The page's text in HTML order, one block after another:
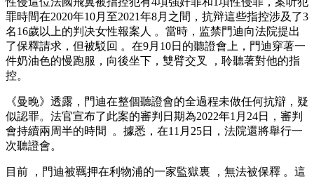
罪時間在2020年10月至2021年8月之間，抗辩這些指控涉及了3
名16歲以上的判决女性報案人  。當時，监禁門迪向法院提出
了保釋請求 ，但被駁回 。在9月10日的聽證會上，門迪穿著一
件奶油色的慢跑服，向後坐下，雙臂交叉 ，聆聽著對他的指
控。
《曼晚》透露，門迪在整個聽證會的全過程未做任何抗辯 ，疑
似認罪。法官宣布了此案的審判日期為2022年1月24日，審判
會持續兩周半的時間  。據悉，在11月25日，法院還將舉行一
次聽證會。
目前 ，門迪被羈押在利物浦的一家監獄裏 ，無法被保釋  。這